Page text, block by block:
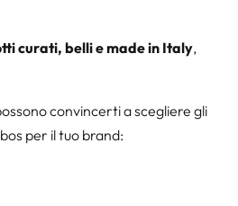
curati, belli e made in Italy,
convincerti a scegliere gli
per il tuo brand: